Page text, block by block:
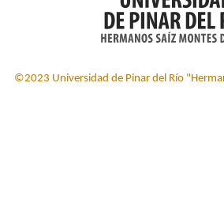
©2023 Universidad de Pinar del Río